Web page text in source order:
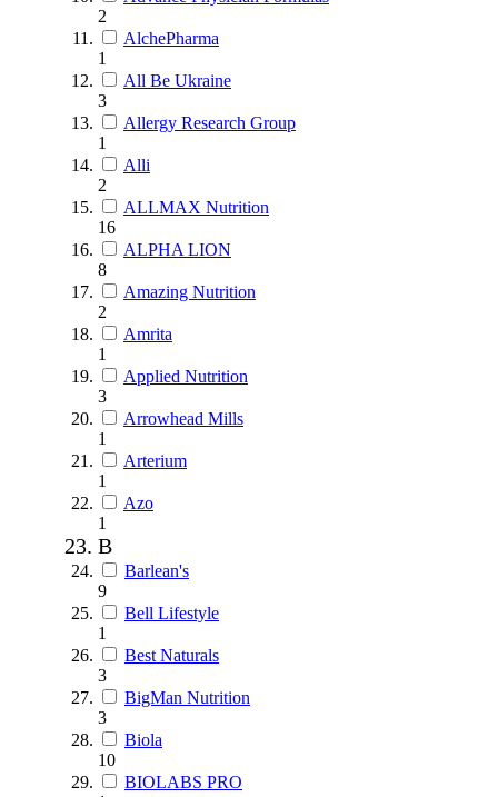
2
AlchePharma
1
All Be Ukraine
3
Allergy Research Group
1
Alli
2
ALLMAX Nutrition
16
ALPHA LION
8
Amazing Nutrition
2
Amrita
1
Applied Nutrition
3
Arrowhead Mills
1
Arterium
1
Azo
1
B
Barlean's
9
Bell Lifestyle
1
Best Naturals
3
BigMan Nutrition
3
Biola
10
BIOLABS PRO